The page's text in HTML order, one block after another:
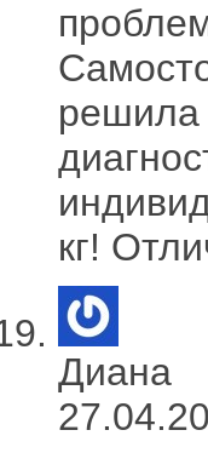
решила
кг!
Диана